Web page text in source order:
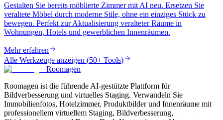
Gestalten Sie bereits möblierte Zimmer mit AI neu. Ersetzen Sie
veraltete Möbel durch moderne Stile, ohne ein einziges Stück zu
bewegen. Perfekt zur Aktualisierung veralteter Räume in
Wohnungen, Hotels und gewerblichen Innenräumen.
Mehr erfahren
Alle Werkzeuge anzeigen (50+ Tools)
Roomagen
Roomagen ist die führende AI-gestützte Plattform für
Bildverbesserung und virtuelles Staging. Verwandeln Sie
Immobilienfotos, Hotelzimmer, Produktbilder und Innenräume mit
professionellem virtuellem Staging, Bildverbesserung,